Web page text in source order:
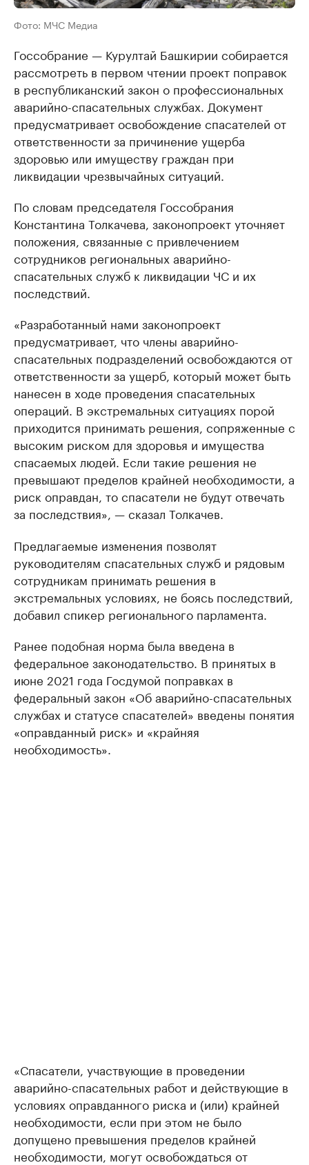
Фото: МЧС Медиа
Госсобрание — Курултай Башкирии собирается
рассмотреть в первом чтении проект поправок
в республиканский закон о профессиональных
аварийно-спасательных службах. Документ
предусматривает освобождение спасателей от
ответственности за причинение ущерба
здоровью или имуществу граждан при
ликвидации чрезвычайных ситуаций.
По словам председателя Госсобрания
Константина Толкачева, законопроект уточняет
положения, связанные с привлечением
сотрудников региональных аварийно-
спасательных служб к ликвидации ЧС и их
последствий.
«Разработанный нами законопроект
предусматривает, что члены аварийно-
спасательных подразделений освобождаются от
ответственности за ущерб, который может быть
нанесен в ходе проведения спасательных
операций. В экстремальных ситуациях порой
приходится принимать решения, сопряженные с
высоким риском для здоровья и имущества
спасаемых людей. Если такие решения не
превышают пределов крайней необходимости, а
риск оправдан, то спасатели не будут отвечать
за последствия», — сказал Толкачев.
Предлагаемые изменения позволят
руководителям спасательных служб и рядовым
сотрудникам принимать решения в
экстремальных условиях, не боясь последствий,
добавил спикер регионального парламента.
Ранее подобная норма была введена в
федеральное законодательство. В принятых в
июне 2021 года Госдумой поправках в
федеральный закон «Об аварийно-спасательных
службах и статусе спасателей» введены понятия
«оправданный риск» и «крайняя
необходимость».
«Спасатели, участвующие в проведении
аварийно-спасательных работ и действующие в
условиях оправданного риска и (или) крайней
необходимости, если при этом не было
допущено превышения пределов крайней
необходимости, могут освобождаться от